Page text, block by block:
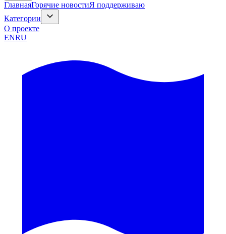
ГлавнаяГорячие новостиЯ поддерживаю
Категории
О проекте
ENRU